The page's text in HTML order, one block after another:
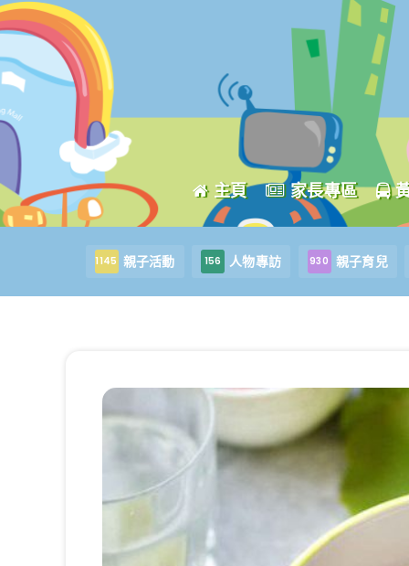
主頁 家長專區
1145 親子活動 156 人物專訪 930 親子育兒